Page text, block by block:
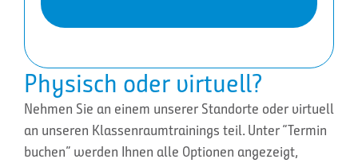
Physisch oder virtuell?
Nehmen Sie an einem unserer Standorte oder virtuell
an unseren Klassenraumtrainings teil. Unter “Termin
buchen” werden Ihnen alle Optionen angezeigt,